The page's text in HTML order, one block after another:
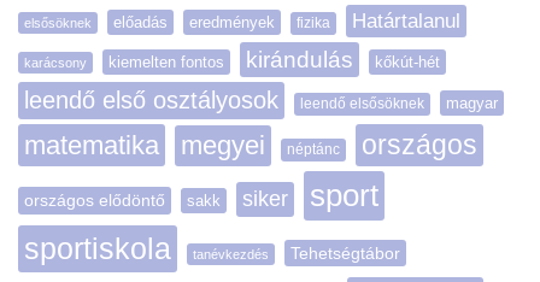
elsősöknek előadás eredmények fizika Határtalanul
karácsony kiemelten fontos kirándulás kőkút-hét
leendő első osztályosok leendő elsősöknek magyar
matematika megyei néptánc országos
országos elődöntő sakk siker sport
sportiskola tanévkezdés Tehetségtábor